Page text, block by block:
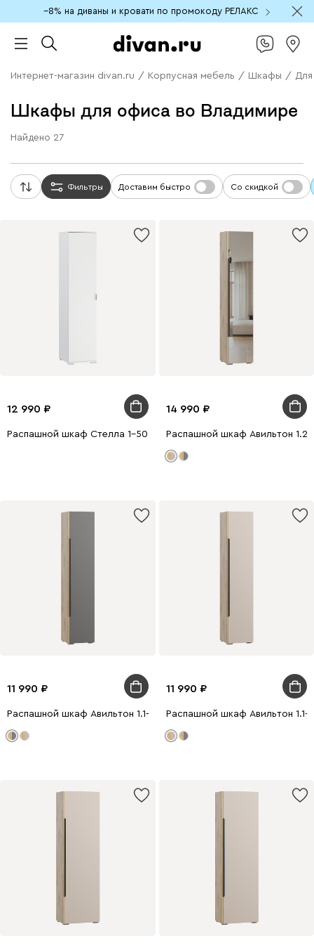
−8% на диваны и кровати по промокоду РЕЛАКС
Интернет-магазин divan.ru / Корпусная мебель / Шкафы /
Шкафы для офиса во Владимире
Найдено 27
Фильтры Доставим быстро Со скидкой
12 990
Распашной шкаф Стелла 1-50x220 Белый
14 990
Распашной шкаф Авильтон
11 990
Распашной шкаф Авильтон 1.1-43x205 Графитовый
11 990
Распашной шкаф Авильтон 1.1-